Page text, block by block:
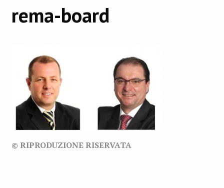
rema-board
© RIPRODUZIONE RISERVATA